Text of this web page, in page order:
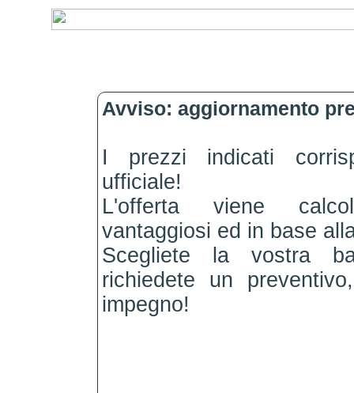
Avviso: aggiornamento
I prezzi indicati
ufficiale!
L'offerta viene
vantaggiosi ed in base
Scegliete la vostra
richiedete un
impegno!